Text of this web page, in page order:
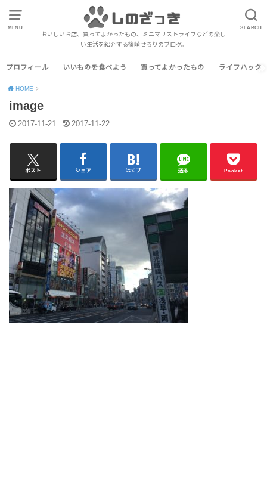
MENU SEARCH
おいしいお店、買ってよかったもの、ミニマリストライフなどの楽し
い生活を紹介する篠崎せろりのブログ。
プロフィール いいものを食べよう 買ってよかったもの ライフハック
HOME
image
2017-11-21 2017-11-22
ポスト シェア はてブ 送る Pocket